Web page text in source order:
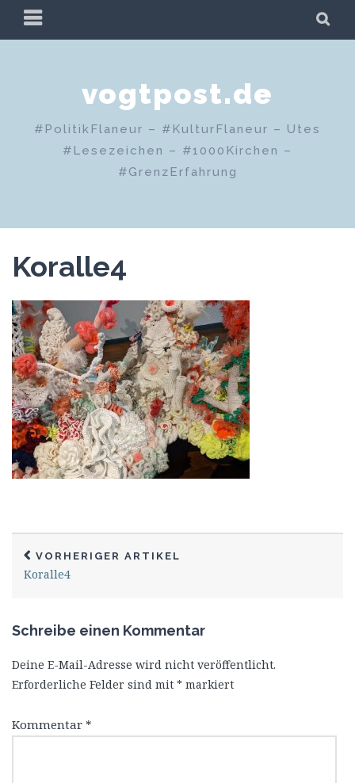
Zum
PRIMÄRES
MENÜ
vogtpost.de
#PolitikFlaneur – #KulturFlaneur – Utes
#Lesezeichen – #1000Kirchen –
#GrenzErfahrung
Koralle4
VORHERIGER ARTIKEL
Koralle4
Schreibe einen Kommentar
Deine E-Mail-Adresse wird nicht veröffentlicht.
Erforderliche Felder sind mit * markiert
Kommentar *